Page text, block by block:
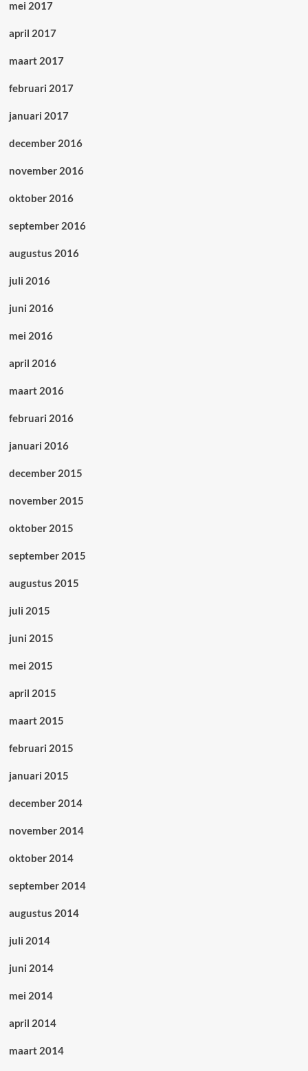
mei 2017
april 2017
maart 2017
februari 2017
januari 2017
december 2016
november 2016
oktober 2016
september 2016
augustus 2016
juli 2016
juni 2016
mei 2016
april 2016
maart 2016
februari 2016
januari 2016
december 2015
november 2015
oktober 2015
september 2015
augustus 2015
juli 2015
juni 2015
mei 2015
april 2015
maart 2015
februari 2015
januari 2015
december 2014
november 2014
oktober 2014
september 2014
augustus 2014
juli 2014
juni 2014
mei 2014
april 2014
maart 2014